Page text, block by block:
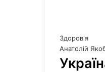
Здоров'я
Анатолій